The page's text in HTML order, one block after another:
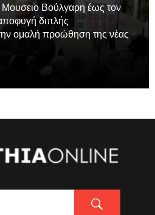
Βούλγαρη έως τον
διπλής
ομαλή προώθηση της νέας